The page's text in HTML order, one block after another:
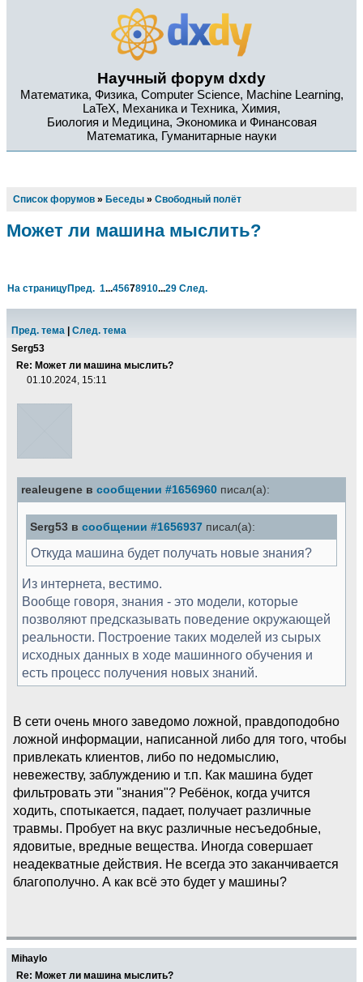
Научный форум dxdy
Математика, Физика, Computer Science, Machine Learning,
LaTeX, Механика и Техника, Химия,
Биология и Медицина, Экономика и Финансовая
Математика, Гуманитарные науки
Список форумов » Беседы » Свободный полёт
Может ли машина мыслить?
На страницуПред. 1...45678910...29 След.
Пред. тема
След. тема
Serg53
Re: Может ли машина мыслить?
01.10.2024, 15:11
realeugene в сообщении #1656960 писал(а):
Serg53 в сообщении #1656937 писал(а):
Откуда машина будет получать новые знания?
Из интернета, вестимо.
Вообще говоря, знания - это модели, которые
позволяют предсказывать поведение окружающей
реальности. Построение таких моделей из сырых
исходных данных в ходе машинного обучения и
есть процесс получения новых знаний.
В сети очень много заведомо ложной, правдоподобно
ложной информации, написанной либо для того, чтобы
привлекать клиентов, либо по недомыслию,
невежеству, заблуждению и т.п. Как машина будет
фильтровать эти "знания"? Ребёнок, когда учится
ходить, спотыкается, падает, получает различные
травмы. Пробует на вкус различные несъедобные,
ядовитые, вредные вещества. Иногда совершает
неадекватные действия. Не всегда это заканчивается
благополучно. А как всё это будет у машины?
Mihaylo
Re: Может ли машина мыслить?